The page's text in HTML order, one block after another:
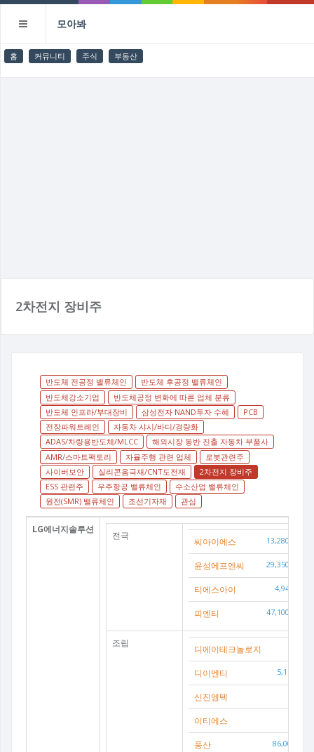
모아봐
홈 커뮤니티 주식 부동산
2차전지 장비주
반도체 전공정 밸류체인
반도체 후공정 밸류체인
반도체강소기업
반도체공정 변화에 따른 업체 분류
반도체 인프라/부대장비
삼성전자 NAND투자 수혜
PCB
전장파워트레인
자동차 샤시/바디/경량화
ADAS/차량용반도체/MLCC
해외시장 동반 진출 자동차 부품사
AMR/스마트팩토리
자율주행 관련 업체
로봇관련주
사이버보안
실리콘음극재/CNT도전재
2차전지 장비주
ESS 관련주
우주항공 밸류체인
수소산업 밸류체인
원전(SMR) 밸류체인
조선기자재 관심
LG에너지솔루션
전극
씨아이에스 13,280(
윤성에프엔씨 29,350(
티에스아이 4,940(
피엔티 47,100(
조립
디에이테크놀로지
디이엔티 5,170(
신진엠텍
이티에스
풍산 86,000(